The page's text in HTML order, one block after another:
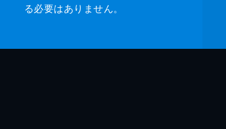
る必要はありません。